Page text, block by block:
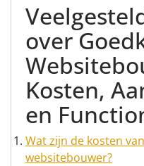
over
Kosten,
en
Wat zijn de kosten
websitebouwer?